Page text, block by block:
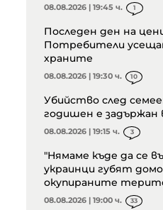
08.08.2026 | 19:45 ч. 1
Последен ден на
Потребители
храните
08.08.2026 | 19:30 ч. 10
Убийство след
годишен е задържан
08.08.2026 | 19:15 ч. 3
"Нямаме къде да се
украинци губят
окупираните
08.08.2026 | 19:00 ч. 33